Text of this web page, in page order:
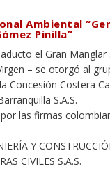
Ambiental
Pinilla”
el Gran Manglar
– se otorgó al
Concesión Costera
S.A.S.
las firmas
Y
CIVILES S.A.S.